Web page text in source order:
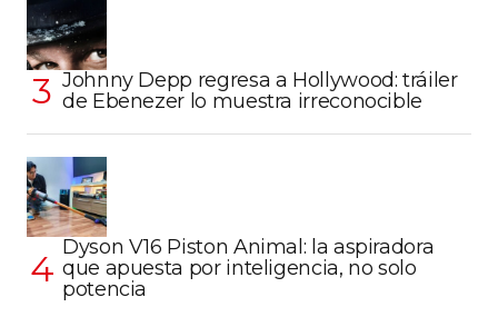
Johnny Depp regresa a Hollywood: tráiler
de Ebenezer lo muestra irreconocible
Dyson V16 Piston Animal: la aspiradora
que apuesta por inteligencia, no solo
potencia